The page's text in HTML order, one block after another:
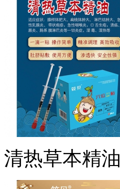
清热草本精油